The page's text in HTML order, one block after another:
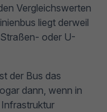
Vergleichswerten
liegt derweil
oder U-
der Bus das
dann, wenn in